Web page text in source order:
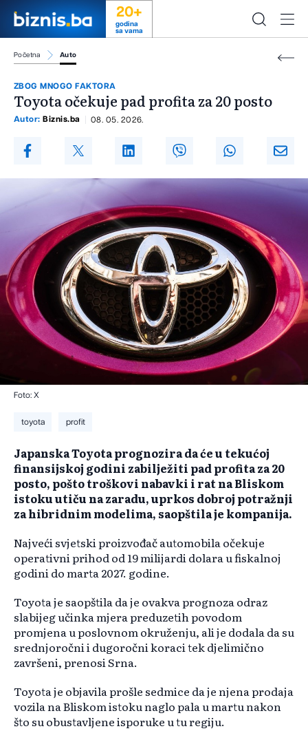
20+
godina
sa vama
Početna Auto
ZBOG MNOGO FAKTORA
Toyota očekuje pad profita za 20 posto
Autor: Biznis.ba 08. 05. 2026.
Foto: X
toyota profit
Japanska Toyota prognozira da će u tekućoj
finansijskoj godini zabilježiti pad profita za 20
posto, pošto troškovi nabavki i rat na Bliskom
istoku utiču na zaradu, uprkos dobroj potražnji
za hibridnim modelima, saopštila je kompanija.
Najveći svjetski proizvođač automobila očekuje
operativni prihod od 19 milijardi dolara u fiskalnoj
godini do marta 2027. godine.
Toyota je saopštila da je ovakva prognoza odraz
slabijeg učinka mjera preduzetih povodom
promjena u poslovnom okruženju, ali je dodala da su
srednjoročni i dugoročni koraci tek djelimično
završeni, prenosi Srna.
Toyota je objavila prošle sedmice da je njena prodaja
vozila na Bliskom istoku naglo pala u martu nakon
što su obustavljene isporuke u tu regiju.